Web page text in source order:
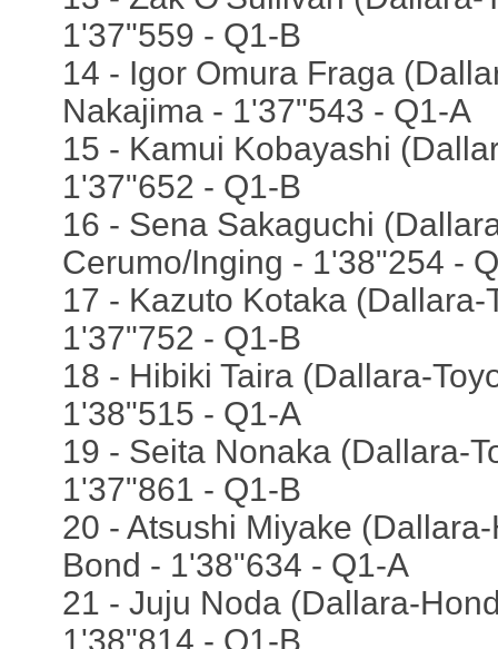
1'37"559 - Q1-B
14 - Igor Omura Fraga
Nakajima - 1'37"543 - Q1-A
15 - Kamui Kobayashi
1'37"652 - Q1-B
16 - Sena Sakaguchi
Cerumo/Inging - 1'38"254 -
17 - Kazuto Kotaka (Dallara-
1'37"752 - Q1-B
18 - Hibiki Taira (Dallara-
1'38"515 - Q1-A
19 - Seita Nonaka (Dallara-
1'37"861 - Q1-B
20 - Atsushi Miyake
Bond - 1'38"634 - Q1-A
21 - Juju Noda (Dallara-
1'38"814 - Q1-B